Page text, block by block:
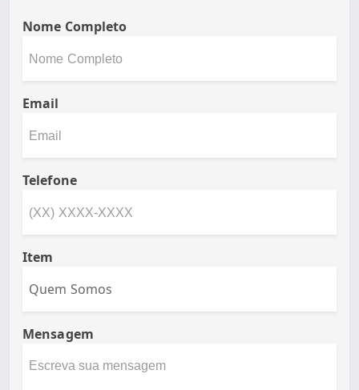
Nome Completo
Email
Telefone
Item
Mensagem